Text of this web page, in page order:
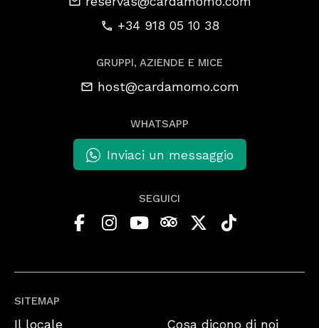
SITEMAP
Il locale
Cosa dicono di noi
+34 918 05 10 38
GRUPPI, AZIENDE E MICE
host@cardamomo.com
WHATSAPP
Inviaci un messaggio
SEGUICI